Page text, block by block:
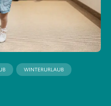
WINTERURLAUB